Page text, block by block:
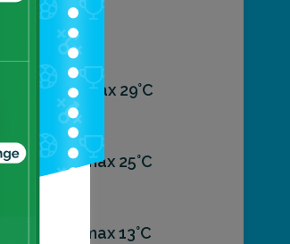
Agosto
min 20°C / max 29°C
Ottobre
min 16°C / max 25°C
min 10°C / max 13°C